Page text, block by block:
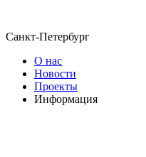
Санкт-Петербург
О нас
Новости
Проекты
Информация